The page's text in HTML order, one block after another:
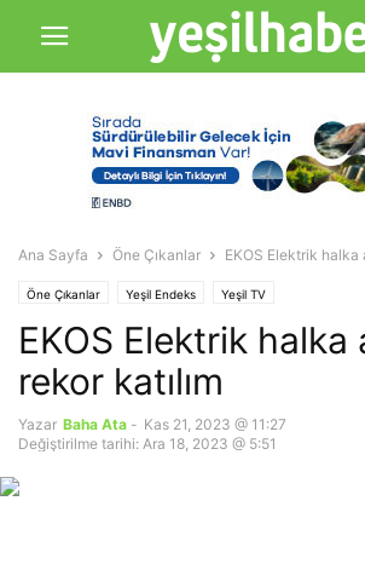
Ana Sayfa Öne Çıkanlar EKOS Elektrik halka
Öne Çıkanlar Yeşil Endeks Yeşil TV
EKOS Elektrik halka
rekor katılım
Yazar Baha Ata - Kas 21, 2023 @ 11:27
Değiştirilme tarihi: Ara 18, 2023 @ 5:51